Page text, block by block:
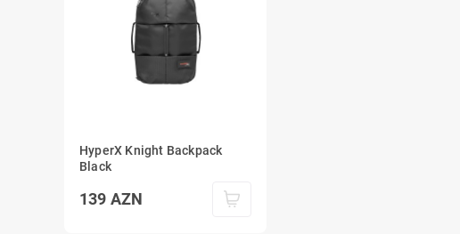
HyperX Knight Backpack
Black
139 AZN